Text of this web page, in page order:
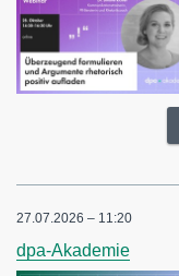
27.07.2026 – 11:20
dpa-Akademie